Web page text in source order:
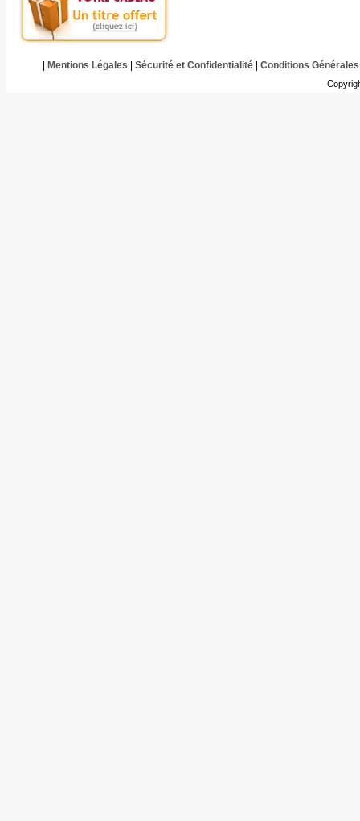
Mentions Légales Sécurité et Confidentialité| Conditions Générales